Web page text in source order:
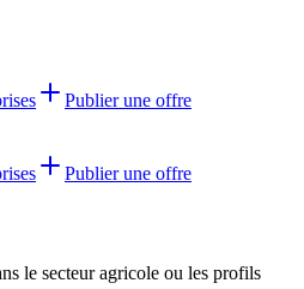
Publier une offre
Publier une offre
le secteur agricole ou les profils